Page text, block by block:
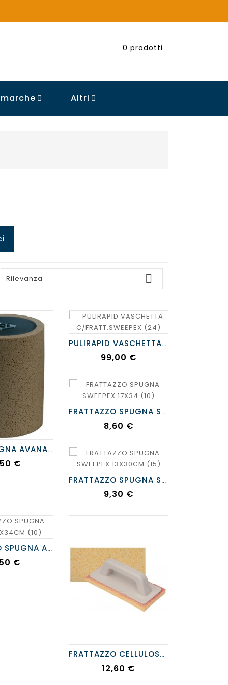
0 prodotti
 Altri
Rilevanza 
RULLO SPUGNA AVANA ROSINA/BERTA
€
PULIRAPID VASCHETTA C/FRATT.SWEEPEX
Prezzo
99,00 €
FRATTAZZO SPUGNA SWEEPEX 17X34
Prezzo
8,60 €
FRATTAZZO SPUGNA SWEEPEX 13X30CM
Prezzo
9,30 €
FRATTAZZO SPUGNA AVANA 17X34CM
€
FRATTAZZO CELLULOSA USA/GETTA 25X12
Prezzo
12,60 €